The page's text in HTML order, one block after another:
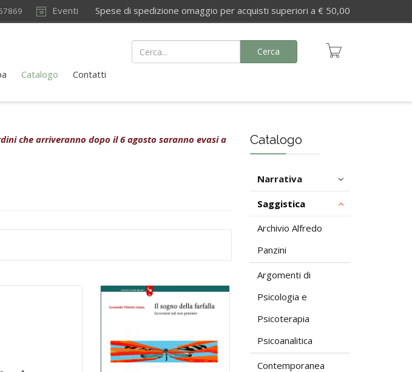
Eventi Spese di spedizione omaggio per acquisti superiori a € 50,00
Catalogo Contatti
Cerca
che arriveranno dopo il 6 agosto saranno evasi a
Catalogo
Narrativa
Saggistica
Archivio Alfredo
Panzini
Argomenti di
Psicologia e
Psicoterapia
Psicoanalitica
Contemporanea